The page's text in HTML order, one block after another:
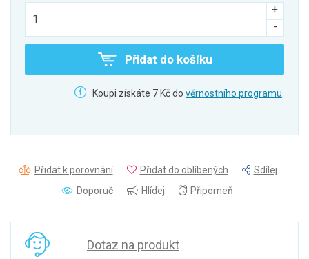
Přidat do košíku
Koupi získáte 7 Kč do věrnostního programu
Přidat k porovnání Přidat do oblíbených
Sdílej
Doporuč
Hlídej Připomeň
Dotaz na produkt